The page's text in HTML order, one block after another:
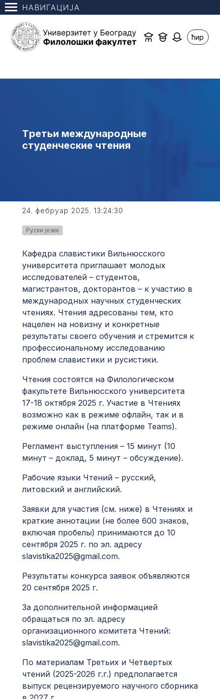
НАВИГАЦИЈА
ћир
Tретьи международные
студенческие чтения
24. фебруар 2025. 13:24:30
Руски језик
Кафедра славистики Вильнюсского
университета приглашает молодых
исследователей – студентов,
магистрантов, докторантов – к участию в
международных научных студенческих
чтениях. Чтения адресованы тем, кто
нацелен на новизну и конкретные
результаты своего обучения и стремится к
профессиональному исследованию
проблем славистики и русистики.
Чтения состоятся на Филологическом
факультете Вильнюсского университета
17-18 октября 2025 г. Участие в Чтениях
возможно как в режиме офлайн, так и в
режиме онлайн (на платформе Teams).
Регламент выступления – 15 минут (10
минут – доклад, 5 минут – обсуждение).
Рабочие языки Чтений – русский,
литовский и английский.
Заявки для участия (см. ниже) в Чтениях и
краткие аннотации (не более 600 знаков,
включая пробелы) принимаются до 10
сентября 2025 г. по эл. адресу
slavistika2025@gmail.com.
Результаты конкурса заявок объявляются
20 сентября 2025 г.
За дополнительной информацией
обращаться по эл. адресу
организационного комитета Чтений:
slavistika2025@gmail.com.
По материалам Третьих и Четвертых
чтений (2025-2026 г.г.) предполагается
выпуск рецензируемого научного сборника